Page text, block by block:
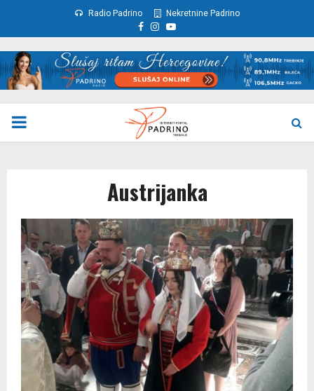
Radio Padrino Nekretnine Padrino
Facebook
Instagram
Youtube
PRIMARY
Austrijanka